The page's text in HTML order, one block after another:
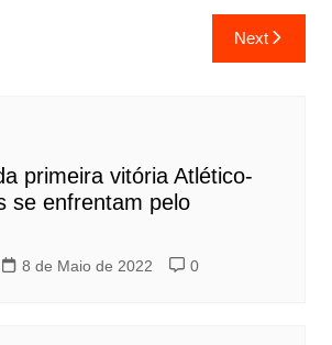
Next
primeira vitória Atlético-
se enfrentam pelo
8 de Maio de 2022 0